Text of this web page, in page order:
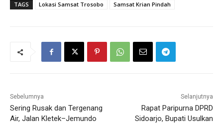
TAGS Lokasi Samsat Trosobo Samsat Krian Pindah
Sebelumnya
Sering Rusak dan Tergenang
Air, Jalan Kletek–Jemundo
Selanjutnya
Rapat Paripurna DPRD
Sidoarjo, Bupati Usulkan